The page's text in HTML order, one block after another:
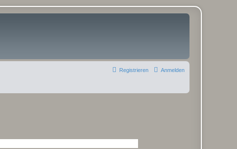
Anmelden
Registrieren